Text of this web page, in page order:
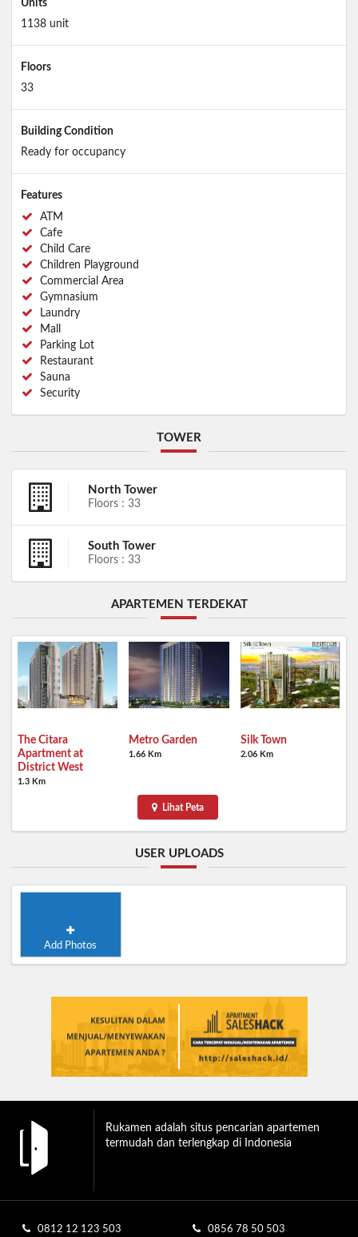
Units
1138 unit
Floors
33
Building Condition
Ready for occupancy
Features
ATM
Cafe
Child Care
Children Playground
Commercial Area
Gymnasium
Laundry
Mall
Parking Lot
Restaurant
Sauna
Security
TOWER
North Tower
Floors : 33
South Tower
Floors : 33
APARTEMEN TERDEKAT
The Citara
Apartment at
District West
1.3 Km
Metro Garden
1.66 Km
Silk Town
2.06 Km
Lihat Peta
USER UPLOADS
Add Photos
Rukamen adalah situs pencarian apartemen
termudah dan terlengkap di Indonesia
0812 12 123 503 0856 78 50 503